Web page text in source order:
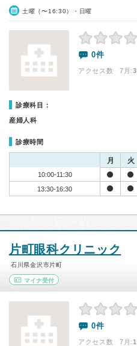
土曜（〜16:30）・日曜
0件
アクセス数 7月:
診療科目：
産婦人科
診療時間
月 火
10:00-11:30
13:30-16:30
片町眼科クリニック
石川県金沢市片町
マイナ受付
0件
アクセス数 7月:1